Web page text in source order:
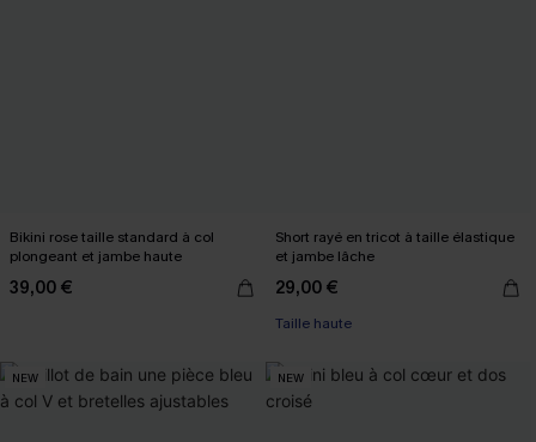
Bikini rose taille standard à col
plongeant et jambe haute
39,00 €
Short rayé en tricot à taille élastique
et jambe lâche
29,00 €
Taille haute
NEW NEW